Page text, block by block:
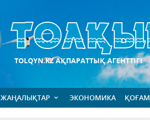
TOLQYN.KZ АҚПАРАТТЫҚ АГЕНТТІГІ
ЖАҢАЛЫҚТАР ЭКОНОМИКА ҚОҒАМ